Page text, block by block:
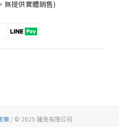
無提供實體銷售)
策/ © 2025 薩克有限公司